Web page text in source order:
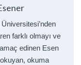
farklı olmayı ve
edinen Esen
okuma